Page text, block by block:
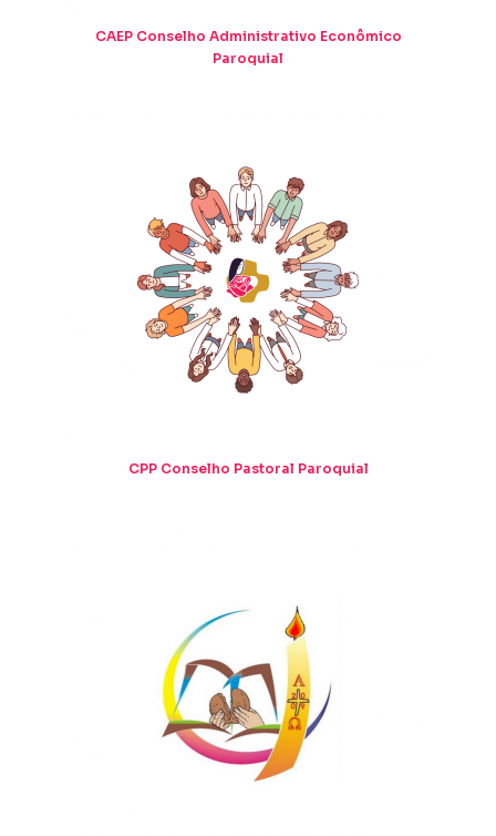
CAEP Conselho Administrativo Econômico
Paroquial
CPP Conselho Pastoral Paroquial